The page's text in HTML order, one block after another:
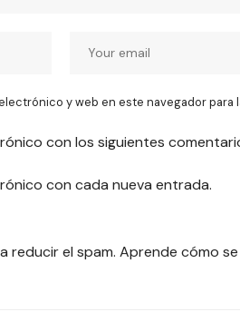
y web en este navegador para
con los siguientes
con cada nueva entrada.
reducir el spam. Aprende cómo